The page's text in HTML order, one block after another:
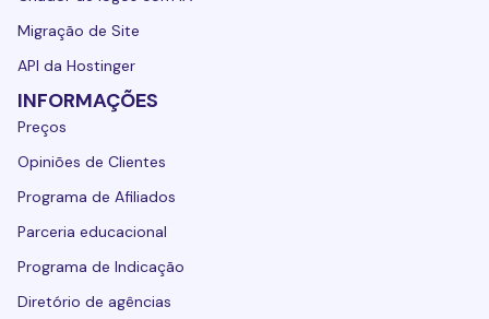
Migração de Site
API da Hostinger
INFORMAÇÕES
Preços
Opiniões de Clientes
Programa de Afiliados
Parceria educacional
Programa de Indicação
Diretório de agências